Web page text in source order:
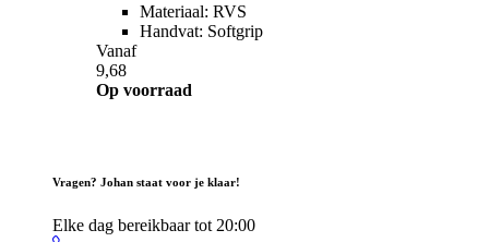
Materiaal: RVS
Handvat: Softgrip
Vanaf
9,68
Op voorraad
Vragen? Johan staat voor je klaar!
Elke dag bereikbaar tot 20:00